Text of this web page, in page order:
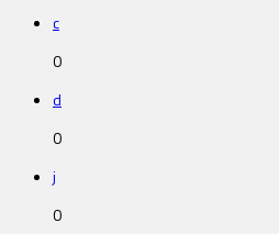
c
0
d
0
j
0